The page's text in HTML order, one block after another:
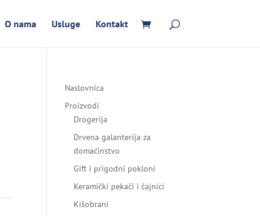
O nama Usluge Kontakt
Naslovnica
Proizvodi
Drogerija
Drvena galanterija za
domaćinstvo
Gift i prigodni pokloni
Keramički pekači i čajnici
Kišobrani